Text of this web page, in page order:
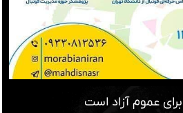
عموم آزاد است